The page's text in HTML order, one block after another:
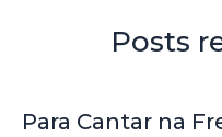
Posts
Para Cantar na